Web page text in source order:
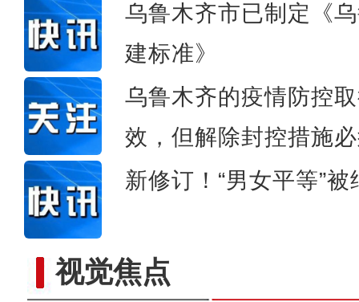
乌鲁木齐市已制定《
建标准》
乌鲁木齐的疫情防控
效，但解除封控措施
新修订！“男女平等”
视觉焦点